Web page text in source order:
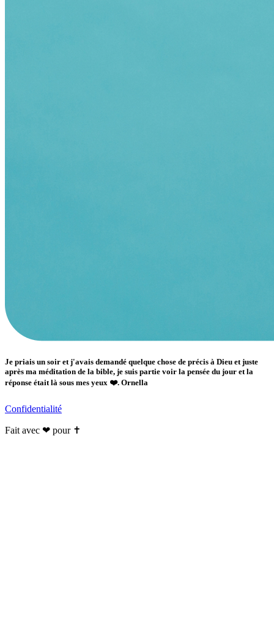
Je priais un soir et j'avais demandé quelque chose de précis à Dieu et juste
après ma méditation de la bible, je suis partie voir la pensée du jour et la
réponse était là sous mes yeux ❤️. Ornella
Confidentialité
Fait avec ❤ pour ✝️️